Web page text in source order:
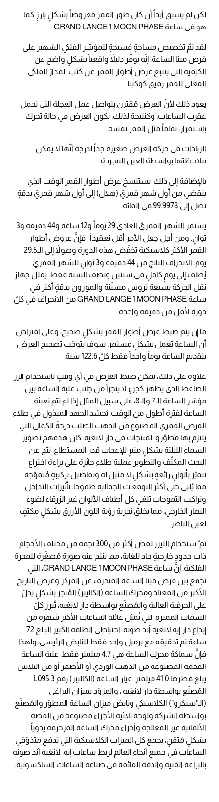
لكن لم يسبق أبداً أن كان طور القمر معروضاً بشكلٍ بارزٍ كما
هو في ساعة GRAND LANGE 1 MOON PHASE.
لقد تمّ تخصيص مساحةٍ فسيحةٍ للمؤشر الفلكي الشهير على
قرص مينا الساعة. إنّه يوفّر دليلاً واقعياً بشكلٍ واضح عن
الكيفية التي يتتبع عرض أطوار القمر عن كثب المدارَ الفلكي
الفعلي للقمر رفيق كوكبنا.
يعود ذلك لأنّ العرض مُقترن بتواصل عمل العجلة التي تحمل
عقرب الساعات، وكنتيجة لذلك، يكون العرض في حالة تحرك
باستمرار، تماماً مثل القمر نفسه.
الزيادات في حركة العرض صغيرة جداً لدرجة أنّها لا يمكن
ملاحظتها بواسطة العين المجردة.
بالإضافة إلى ذلك، يستنسخ عرض أطوار القمر الوقت الذي
ينقضي من أول شهر قمريّ (هلال) إلى أول شهر قمريّ بدقةٍ
تصل إلى 99.9978 في المائة.
يستمر الشهر القمريّ العادي 29 يوماً و12 ساعة و44 دقيقة و3
ثوانٍ. ومن أجل جعل الأمر أقل تعقيداً ، فإنَّ عروض أطوار
القمر الأكثر كلاسيكية تخفّض هذه الدورة وصولاً إلى الـ29.5
يوم. الانحراف الناتج من 44 دقيقة و3 ثوانٍ للشهر القمري
يُضاف إلى يومٍ كاملٍ في سنتين ونصف السنة فقط. يقلل جهاز
نقل الحركة بسبعة تروس مسنّنة والموزون بدقةٍ أكثر في
ساعة GRAND LANGE 1 MOON PHASE من الانحراف في كلّ
دورة لأقل من دقيقة واحدة.
ما إن يتم ضبط عرض أطوار القمر بشكلٍ صحيح، وعلى افتراض
أن الساعة تعمل بشكلٍ مستمر، سوف يتوجّب تصحيح العرض
بتقديم الساعة يوماً واحداً فقط كلّ 122.6 سنة.
علاوة على ذلك، يمكن ضبط العرض في أيّ وقتٍ باستخدام الزر
الضاغط الذي يظهر كجزءٍ لا يتجزأ من جانب علبة الساعة بين
مؤشر الساعة الـ7 والـ8، على سبيل المثال إذا لم تتم تعبئة
الساعة لفترة أطول من الوقت. يُجسّد الجهد المبذول في طلاء
القرص القمري المصنوع من الذهب الصلب درجةَ الكمال التي
يلتزم بها مطوّرو المنتجات في دار لانغيه. كان هدفهم تصوير
السماء الليليّة بشكلٍ مثيرٍ للإعجاب قدر المستطاع. نتج عن
البحث المكثّف والتطوير عملية طلاء حائزة على براءة اختراع
تتميّز بألوانٍ رائعةٍ بشكلٍ لا مثيل له وتفاصيل تركيبةٍ مُتموّجة
مما يُلبي حتى أكثر التوقعات الجمالية طموحا. تأثيرات التداخل
وتراكب التموجات تلغي كل أطياف الألوان غير الزرقاء لضوء
النهار الخارجي، مما يخلق تجربة رؤية اللون الأزرق بشكلٍ مكثفٍ
لعين الناظر.
تم ّاستخدام الليزر لقص أكثر من 300 نجمة من مختلف الأحجام
ذات حدودٍ خارجيةٍ حاد للغاية، مما ينتج عنه صورة مُصغّرة للمجرة
الفلكية. إنَّ ساعة GRAND LANGE 1 MOON PHASE، التي
تجمع بين قرص مينا الساعة المنحرف عن المركز وعرض التاريخ
الأكبر من المعتاد ومحرك الساعة (الكاليبر) المُنجز بشكلٍ يدلّ
على الحرفية العالية والمُصنّع بواسطة دار لانغيه، تُبرز كلّ
السمات المميزة التي تُمثل عائلة الساعات الأكثر شهرة من
إبداع دار إيه.لانغيه آند صونه. احتياطي الطاقة الكبير البالغ 72
ساعة تم تحقيقه مع برميل واحد فقط للنابض الرئيسي، ولهذا
فإنَّ سماكة محرك الساعة هي 4.7 ميلمتر فقط. علبة الساعة
الفخمة المصنوعة من الذهب الوردي أو الأصفر أو من البلاتين
يبلغ قطرها 41.0 ميلمتر. عيار الساعة (الكاليبر) رقم L095.3
المُصنّع بواسطة دار لانغيه ، والمزوّد بميزان البراغي
(الـ"سيكرو") الكلاسيكي ونابض ميزان الساعة المطوّر والمُصنّع
بواسطة الشركة ولوحة ثلاثية الأجزاء مصنوعة من الفضة
الألمانية غير المعالجة وأجزاء محرك الساعة المزخرفة يدوياً
بشكلٍ مُتقنٍ، يجمع كل الميزات الكلاسيكية التي تدفع متذوّقي
الساعات في جميع أنحاء العالم لربط ساعات إيه. لانغيه آند صونه
بالبراعة الفنية والدقة الفائقة في صناعة الساعات الساكسونية.